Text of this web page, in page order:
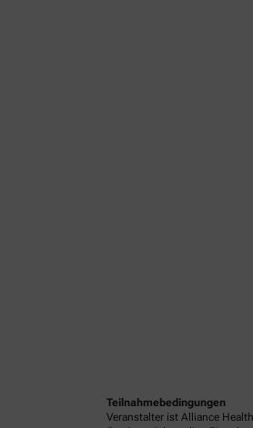
Teilnahmebedingungen
Veranstalter ist Alliance